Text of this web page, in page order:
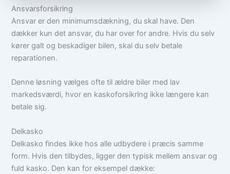
Ansvarsforsikring
Ansvar er den minimumsdækning, du skal have. Den
dækker kun det ansvar, du har over for andre. Hvis du selv
kører galt og beskadiger bilen, skal du selv betale
reparationen.
Denne løsning vælges ofte til ældre biler med lav
markedsværdi, hvor en kaskoforsikring ikke længere kan
betale sig.
Delkasko
Delkasko findes ikke hos alle udbydere i præcis samme
form. Hvis den tilbydes, ligger den typisk mellem ansvar og
fuld kasko. Den kan for eksempel dække: